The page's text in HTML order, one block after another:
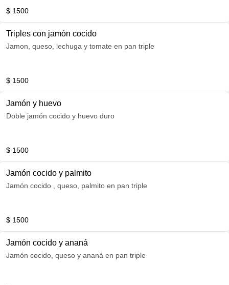
$ 1500
Triples con jamón cocido
Jamon, queso, lechuga y tomate en pan triple
$ 1500
Jamón y huevo
Doble jamón cocido y huevo duro
$ 1500
Jamón cocido y palmito
Jamón cocido , queso, palmito en pan triple
$ 1500
Jamón cocido y ananá
Jamón cocido, queso y ananá en pan triple